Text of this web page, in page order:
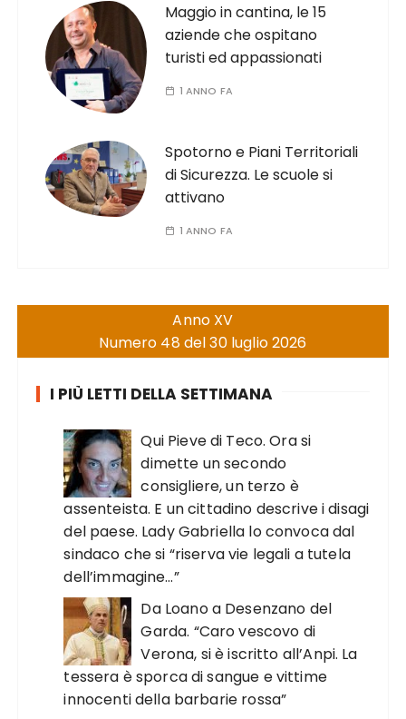
Maggio in cantina, le 15
aziende che ospitano
turisti ed appassionati
1 ANNO FA
Spotorno e Piani Territoriali
di Sicurezza. Le scuole si
attivano
1 ANNO FA
Anno XV
Numero 48 del 30 luglio 2026
I PIÙ LETTI DELLA SETTIMANA
Qui Pieve di Teco. Ora si
dimette un secondo
consigliere, un terzo è
assenteista. E un cittadino descrive i disagi
del paese. Lady Gabriella lo convoca dal
sindaco che si “riserva vie legali a tutela
dell’immagine…”
Da Loano a Desenzano del
Garda. “Caro vescovo di
Verona, si è iscritto all’Anpi. La
tessera è sporca di sangue e vittime
innocenti della barbarie rossa”